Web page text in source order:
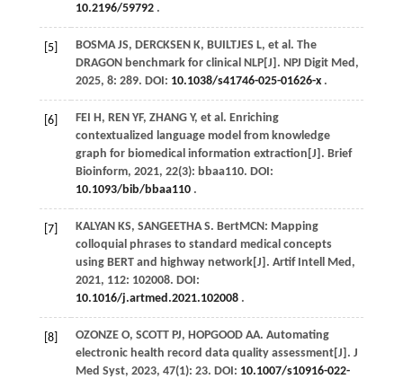
10.2196/59792.
[5] BOSMA JS, DERCKSEN K, BUILTJES L, et al . The
DRAGON benchmark for clinical NLP[J]. NPJ Digit Med ,
2025, 8: 289. DOI: 10.1038/s41746-025-01626-x.
[6] FEI H , REN YF, ZHANG Y, et al . Enriching
contextualized language model from knowledge
graph for biomedical information extraction[J]. Brief
Bioinform, 2021, 22(3): bbaa110. DOI:
10.1093/bib/bbaa110.
[7] KALYAN KS, SANGEETHA S. BertMCN: Mapping
colloquial phrases to standard medical concepts
using BERT and highway network[J]. Artif Intell Med ,
2021, 112: 102008. DOI:
10.1016/j.artmed.2021.102008.
[8] OZONZE O, SCOTT PJ, HOPGOOD AA. Automating
electronic health record data quality assessment[J]. J
Med Syst, 2023, 47(1): 23. DOI: 10.1007/s10916-022-